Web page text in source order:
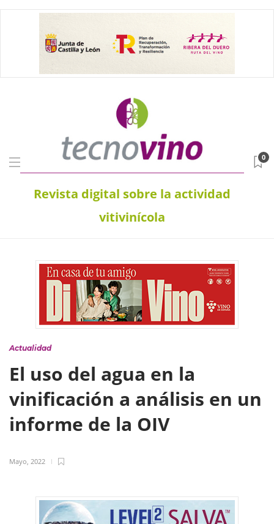
Revista digital sobre la actividad
vitivinícola
0
Actualidad
El uso del agua en la
vinificación a análisis en un
informe de la OIV
Mayo, 2022